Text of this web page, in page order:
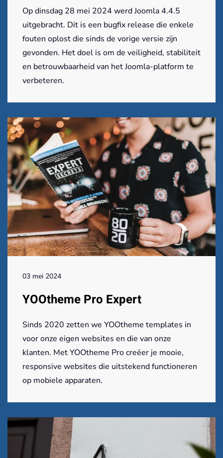
Op dinsdag 28 mei 2024 werd Joomla 4.4.5
uitgebracht. Dit is een bugfix release die enkele
fouten oplost die sinds de vorige versie zijn
gevonden. Het doel is om de veiligheid, stabiliteit
en betrouwbaarheid van het Joomla-platform te
verbeteren.
03 mei 2024
YOOtheme Pro Expert
Sinds 2020 zetten we YOOtheme templates in
voor onze eigen websites en die van onze
klanten. Met YOOtheme Pro creëer je mooie,
responsive websites die uitstekend functioneren
op mobiele apparaten.